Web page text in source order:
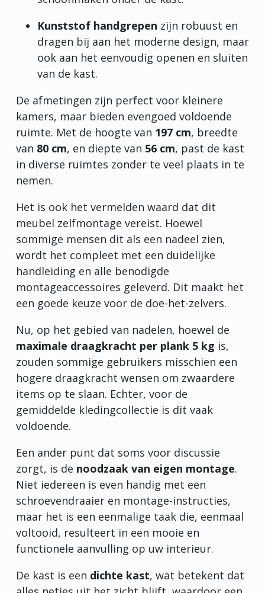
Kunststof handgrepen zijn robuust en
dragen bij aan het moderne design, maar
ook aan het eenvoudig openen en sluiten
van de kast.
De afmetingen zijn perfect voor kleinere
kamers, maar bieden evengoed voldoende
ruimte. Met de hoogte van 197 cm, breedte
van 80 cm, en diepte van 56 cm, past de kast
in diverse ruimtes zonder te veel plaats in te
nemen.
Het is ook het vermelden waard dat dit
meubel zelfmontage vereist. Hoewel
sommige mensen dit als een nadeel zien,
wordt het compleet met een duidelijke
handleiding en alle benodigde
montageaccessoires geleverd. Dit maakt het
een goede keuze voor de doe-het-zelvers.
Nu, op het gebied van nadelen, hoewel de
maximale draagkracht per plank 5 kg is,
zouden sommige gebruikers misschien een
hogere draagkracht wensen om zwaardere
items op te slaan. Echter, voor de
gemiddelde kledingcollectie is dit vaak
voldoende.
Een ander punt dat soms voor discussie
zorgt, is de noodzaak van eigen montage.
Niet iedereen is even handig met een
schroevendraaier en montage-instructies,
maar het is een eenmalige taak die, eenmaal
voltooid, resulteert in een mooie en
functionele aanvulling op uw interieur.
De kast is een dichte kast, wat betekent dat